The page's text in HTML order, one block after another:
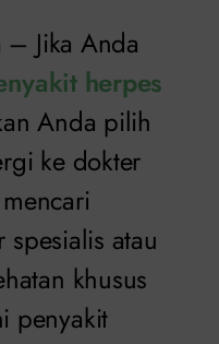
– Jika Anda
herpes
Anda pilih
ke dokter
atau
khusus
penyakit